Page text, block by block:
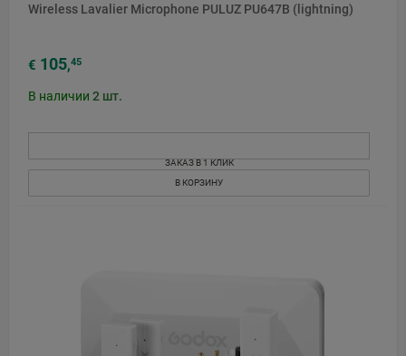
Wireless Lavalier Microphone PULUZ PU647B (lightning)
€ 105,45
В наличии 2 шт.
ЗАКАЗ В 1 КЛИК
В КОРЗИНУ